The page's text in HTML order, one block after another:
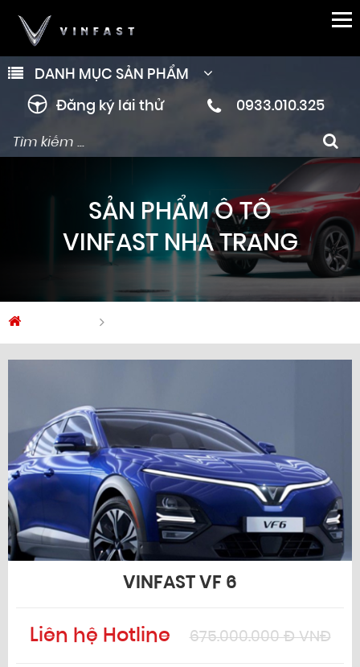
DANH MỤC SẢN PHẨM
Đăng ký lái thử 0933.010.325
SẢN PHẨM Ô TÔ
VINFAST NHA TRANG
VINFAST VF 6
Liên hệ Hotline 675.000.000 Đ VNĐ